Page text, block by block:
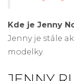
Kde je Jenny
Jenny je stále
modelky.